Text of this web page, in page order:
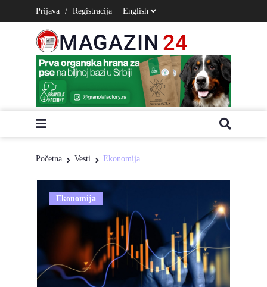
Prijava / Registracija
Početna Vesti Ekonomija
Ekonomija